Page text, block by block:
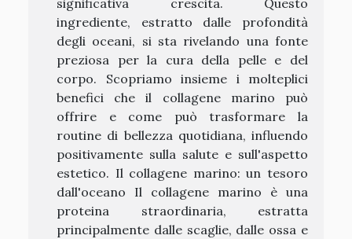
significativa crescita. Questo
ingrediente, estratto dalle profondità
degli oceani, si sta rivelando una fonte
preziosa per la cura della pelle e del
corpo. Scopriamo insieme i molteplici
benefici che il collagene marino può
offrire e come può trasformare la
routine di bellezza quotidiana, influendo
positivamente sulla salute e sull'aspetto
estetico. Il collagene marino: un tesoro
dall'oceano Il collagene marino è una
proteina straordinaria, estratta
principalmente dalle scaglie, dalle ossa e